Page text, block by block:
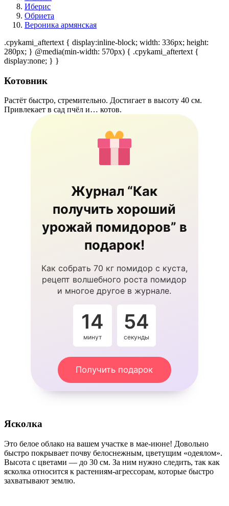
Иберис
Обриета
Вероника армянская
.cpykami_aftertext { display:inline-block; width: 336px; height:
280px; } @media(min-width: 570px) { .cpykami_aftertext {
display:none; } }
Котовник
Растёт быстро, стремительно. Достигает в высоту 40 см.
Привлекает в сад пчёл и… котов.
Журнал “Как
получить хороший
урожай помидоров” в
подарок!
Как собрать 70 кг помидор с куста,
рецепт волшебного роста помидор
и многое другое в журнале.
14
минут
53
секунды
Получить подарок
Ясколка
Это белое облако на вашем участке в мае-июне! Довольно
быстро покрывает почву белоснежным, цветущим «одеялом».
Высота с цветами — до 30 см. За ним нужно следить, так как
ясколка относится к растениям-агрессорам, которые быстро
захватывают землю.